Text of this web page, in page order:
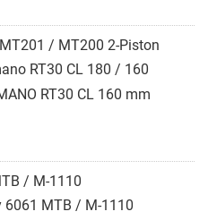
/ MT200 2-Piston
RT30 CL 180 / 160
RT30 CL 160 mm
/ M-1110
6061 MTB / M-1110